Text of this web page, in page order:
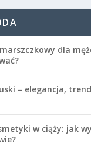
dla
– elegancja,
w ciąży: jak